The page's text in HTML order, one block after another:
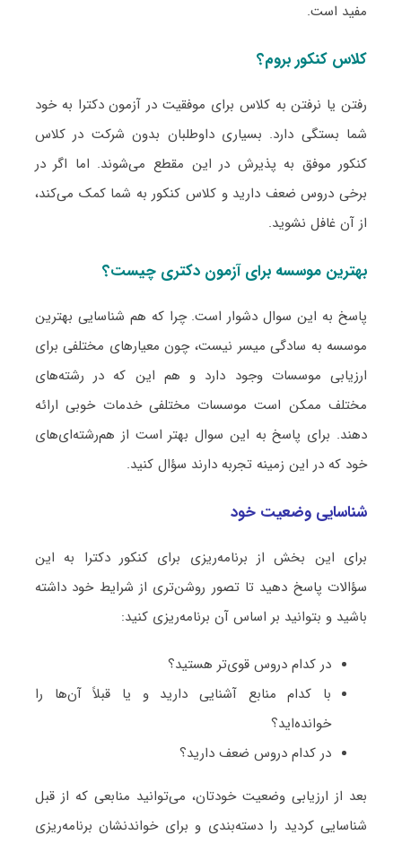
مفید است.
کلاس کنکور بروم؟
رفتن یا نرفتن به کلاس برای موفقیت در آزمون دکترا به خود
شما بستگی دارد. بسیاری داوطلبان بدون شرکت در کلاس
کنکور موفق به پذیرش در این مقطع می‌شوند. اما اگر در
برخی دروس ضعف دارید و کلاس کنکور به شما کمک می‌کند،
از آن غافل نشوید.
بهترین موسسه برای آزمون دکتری چیست؟
پاسخ به این سوال دشوار است. چرا که هم شناسایی بهترین
موسسه به سادگی میسر نیست، چون معیارهای مختلفی برای
ارزیابی موسسات وجود دارد و هم این که در رشته‌های
مختلف ممکن است موسسات مختلفی خدمات خوبی ارائه
دهند. برای پاسخ به این سوال بهتر است از هم‌رشته‌ای‌های
خود که در این زمینه تجربه دارند سؤال کنید.
شناسایی وضعیت خود
برای این بخش از برنامه‌ریزی برای کنکور دکترا به این
سؤالات پاسخ دهید تا تصور روشن‌تری از شرایط خود داشته
باشید و بتوانید بر اساس آن برنامه‌ریزی کنید:
در کدام دروس قوی‌تر هستید؟
با کدام منابع آشنایی دارید و یا قبلاً آن‌ها را
خوانده‌اید؟
در کدام دروس ضعف دارید؟
بعد از ارزیابی وضعیت خودتان، می‌توانید منابعی که از قبل
شناسایی کردید را دسته‌بندی و برای خواندنشان برنامه‌ریزی